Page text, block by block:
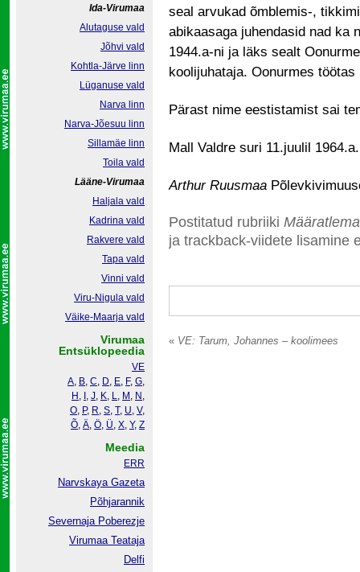
seal arvukad õmblemis-,
abikaasaga juhendasid nad ka
1944.a-ni ja läks sealt
koolijuhataja. Oonurmes
Pärast nime eestistamist sai
Mall Valdre suri 11.juulil 1964.a.
Arthur Ruusmaa
Postitatud rubriiki
ja trackback-viidete lisamine
« VE: Tarum, Johannes – koolimees
Ida-Virumaa
Alutaguse vald
Jõhvi vald
Kohtla-Järve linn
Lüganuse vald
Narva linn
Narva-Jõesuu linn
Sillamäe linn
Toila vald
Lääne-Virumaa
Haljala vald
Kadrina vald
Rakvere vald
Tapa vald
Vinni vald
Viru-Nigula vald
Väike-Maarja vald
Virumaa
Entsüklopeedia
VE
A, B, C, D, E, F, G,
H , , J, K, L, M , N ,
O, P, R, S, T, U, V,
Õ, Ä, Ö, Ü, X, Y, Z
Meedia
ERR
Narvskaya Gazeta
Põhjarannik
Severnaja Poberezje
Virumaa Teataja
Delfi